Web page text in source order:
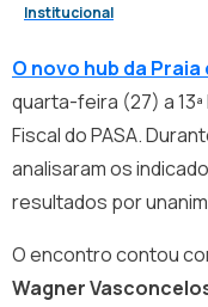
Institucional
O novo hub da Praia
quarta-feira (27) a
Fiscal do PASA.
analisaram os
resultados por
O encontro contou
Wagner